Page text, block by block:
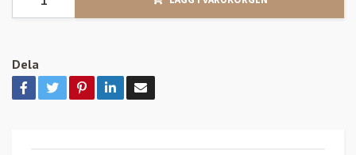
Dela